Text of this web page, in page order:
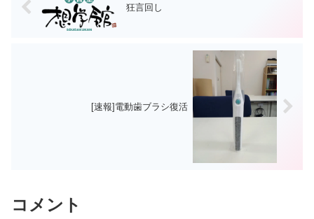
狂言回し
[速報]電動歯ブラシ復活
コメント